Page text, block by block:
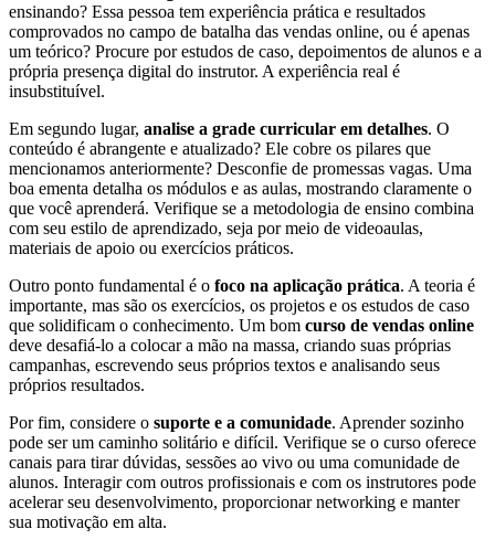
ensinando? Essa pessoa tem experiência prática e resultados
comprovados no campo de batalha das vendas online, ou é apenas
um teórico? Procure por estudos de caso, depoimentos de alunos e a
própria presença digital do instrutor. A experiência real é
insubstituível.
Em segundo lugar, analise a grade curricular em detalhes. O
conteúdo é abrangente e atualizado? Ele cobre os pilares que
mencionamos anteriormente? Desconfie de promessas vagas. Uma
boa ementa detalha os módulos e as aulas, mostrando claramente o
que você aprenderá. Verifique se a metodologia de ensino combina
com seu estilo de aprendizado, seja por meio de videoaulas,
materiais de apoio ou exercícios práticos.
Outro ponto fundamental é o foco na aplicação prática. A teoria é
importante, mas são os exercícios, os projetos e os estudos de caso
que solidificam o conhecimento. Um bom curso de vendas online
deve desafiá-lo a colocar a mão na massa, criando suas próprias
campanhas, escrevendo seus próprios textos e analisando seus
próprios resultados.
Por fim, considere o suporte e a comunidade. Aprender sozinho
pode ser um caminho solitário e difícil. Verifique se o curso oferece
canais para tirar dúvidas, sessões ao vivo ou uma comunidade de
alunos. Interagir com outros profissionais e com os instrutores pode
acelerar seu desenvolvimento, proporcionar networking e manter
sua motivação em alta.